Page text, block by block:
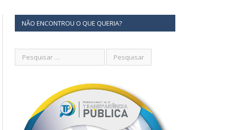
NÃO ENCONTROU O QUE QUERIA?